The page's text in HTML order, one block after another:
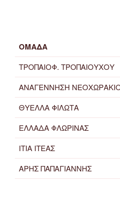
ΟΜΑΔΑ
ΤΡΟΠΑΙΟΦ. ΤΡΟΠΑΙΟΥΧΟΥ
ΑΝΑΓΕΝΝΗΣΗ
ΘΥΕΛΛΑ ΦΙΛΩΤΑ
ΕΛΛΑΔΑ ΦΛΩΡΙΝΑΣ
ΙΤΙΑ ΙΤΕΑΣ
ΑΡΗΣ ΠΑΠΑΓΙΑΝΝΗΣ